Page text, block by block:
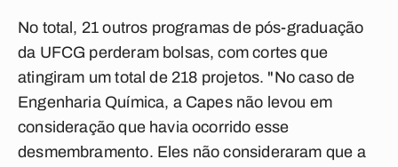
No total, 21 outros programas de pós-graduação
da UFCG perderam bolsas, com cortes que
atingiram um total de 218 projetos. "No caso de
Engenharia Química, a Capes não levou em
consideração que havia ocorrido esse
desmembramento. Eles não consideraram que a